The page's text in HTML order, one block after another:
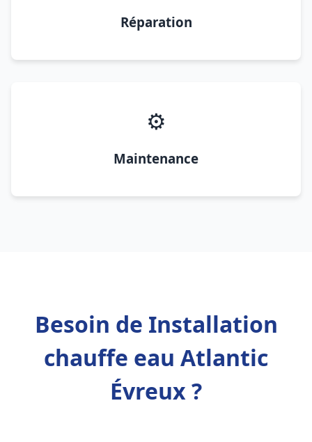
Réparation
⚙️
Maintenance
Besoin de Installation
chauffe eau Atlantic
Évreux ?